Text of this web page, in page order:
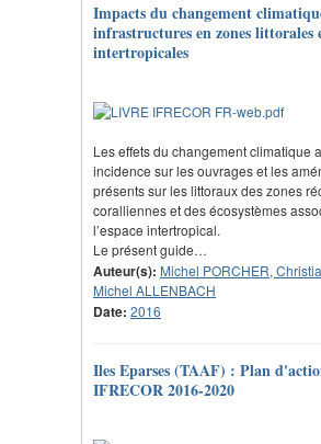
Impacts du changement
infrastructures en zones littorales
intertropicales
Les effets du changement climatique
incidence sur les ouvrages et les
présents sur les littoraux des zones
coralliennes et des écosystèmes
l’espace intertropical.
Le présent guide…
Auteur(s): Michel PORCHER,
Michel ALLENBACH
Date: 2016
Iles Eparses (TAAF) : Plan
IFRECOR 2016-2020